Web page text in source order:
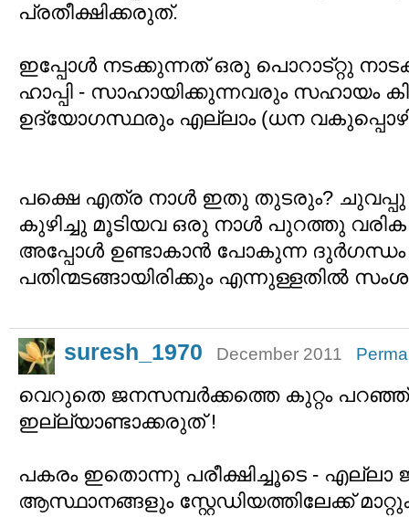
പ്രതീക്ഷിക്കരുത്.
ഇപ്പോള്‍ നടക്കുന്നത് ഒരു പൊറാട്റ്റു
ഹാപ്പി - സാഹായിക്കുന്നവരും സഹായം
ഉദ്യോഗസ്ഥരും എല്ലാം (ധന
പക്ഷെ എത്ര നാള്‍ ഇതു തുടരും? ചുവപ്പു
കുഴിച്ചു മൂടിയവ ഒരു നാള്‍ പുറത്തു
അപ്പോള്‍ ഉണ്ടാകാന്‍ പോകുന്ന ദുര്‍ഗന്ധം
പതിന്മടങ്ങായിരിക്കും എന്നുള്ളതില്‍
suresh_1970 December 2011
വെറുതെ ജനസമ്പര്‍ക്കത്തെ കുറ്റം
ഇല്ല്യാണ്ടാക്കരുത് !
പകരം ഇതൊന്നു പരീക്ഷിച്ചൂടെ - എല്ലാ
ആസ്ഥാനങ്ങളും സ്റ്റേഡിയത്തിലേക്ക്